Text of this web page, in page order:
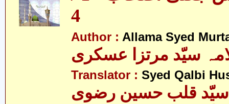
4
Author : Allama Syed
سیّد مرتزا عسکری
Translator : Syed Qalbi